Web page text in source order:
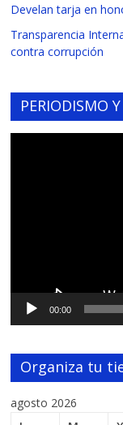
Develan tarja en
Transparencia
contra corrupción
PERIODISMO
00:00
Organiza tu
agosto 2026